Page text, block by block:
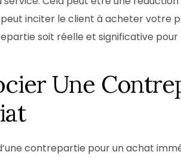
inciter le client à acheter votre
soit réelle et significative pour
Une
contrepartie pour un achat